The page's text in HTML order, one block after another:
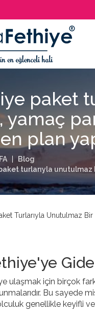
paket
yamaç
plan
Blog
turlarıyla
Turlarıyla Unutulmaz
ulaşmak için birçok
Bu sayede
genellikle keyifli